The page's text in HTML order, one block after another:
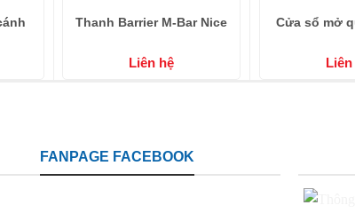
Thanh Barrier M-Bar Nice
Liên hệ
Cửa sổ mở
FANPAGE FACEBOOK